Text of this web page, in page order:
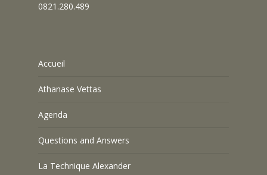
0821.280.489
Accueil
Athanase Vettas
Agenda
Questions and Answers
La Technique Alexander